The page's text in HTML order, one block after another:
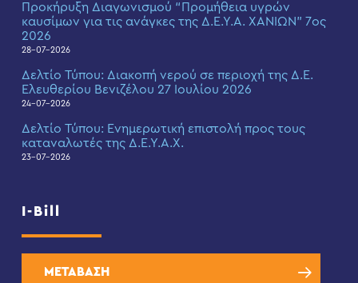
Προκήρυξη Διαγωνισμού “Προμήθεια υγρών
καυσίμων για τις ανάγκες της Δ.Ε.Υ.Α. ΧΑΝΙΩΝ” 7ος
2026
28-07-2026
Δελτίο Τύπου: Διακοπή νερού σε περιοχή της Δ.Ε.
Ελευθερίου Βενιζέλου 27 Ιουλίου 2026
24-07-2026
Δελτίο Τύπου: Eνημερωτική επιστολή προς τους
καταναλωτές της Δ.Ε.Υ.Α.Χ.
23-07-2026
I-Bill
ΜΕΤΑΒΑΣΗ